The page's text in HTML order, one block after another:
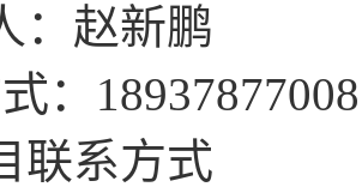
：赵新鹏
： 18937877008
联系方式